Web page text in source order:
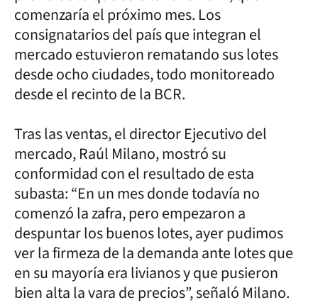
comenzaría el próximo mes. Los
consignatarios del país que integran el
mercado estuvieron rematando sus lotes
desde ocho ciudades, todo monitoreado
desde el recinto de la BCR.
Tras las ventas, el director Ejecutivo del
mercado, Raúl Milano, mostró su
conformidad con el resultado de esta
subasta: “En un mes donde todavía no
comenzó la zafra, pero empezaron a
despuntar los buenos lotes, ayer pudimos
ver la firmeza de la demanda ante lotes que
en su mayoría era livianos y que pusieron
bien alta la vara de precios”, señaló Milano.